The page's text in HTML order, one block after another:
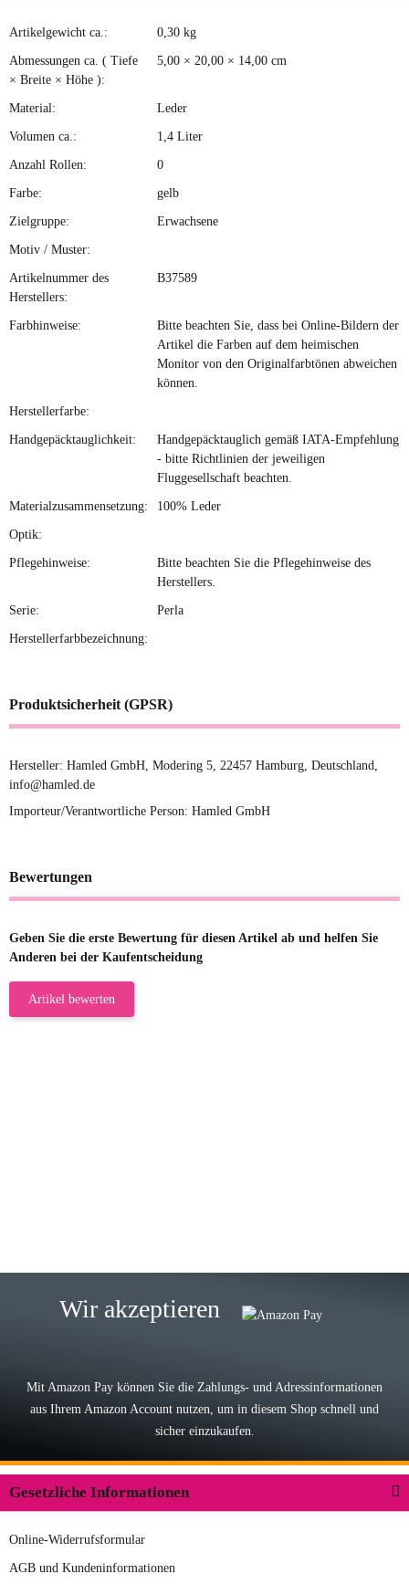
Produkteigenschaft
Wert
Artikelgewicht ca.: 0,30 kg
Abmessungen ca. ( Tiefe
× Breite × Höhe ):
5,00 × 20,00 × 14,00 cm
Material: Leder
Volumen ca.: 1,4 Liter
Anzahl Rollen: 0
Farbe: gelb
Zielgruppe: Erwachsene
Motiv / Muster:
Artikelnummer des
Herstellers:
B37589
Farbhinweise:
Bitte beachten Sie, dass bei Online-Bildern der
Artikel die Farben auf dem heimischen
Monitor von den Originalfarbtönen abweichen
können.
Herstellerfarbe:
Handgepäcktauglichkeit:
Handgepäcktauglich gemäß IATA-Empfehlung
- bitte Richtlinien der jeweiligen
Fluggesellschaft beachten.
Materialzusammensetzung: 100% Leder
Optik:
Pflegehinweise:
Bitte beachten Sie die Pflegehinweise des
Herstellers.
Serie: Perla
Herstellerfarbbezeichnung:
Produktsicherheit (GPSR)
Hersteller: Hamled GmbH, Modering 5, 22457 Hamburg, Deutschland,
info@hamled.de
Importeur/Verantwortliche Person: Hamled GmbH
Bewertungen
Geben Sie die erste Bewertung für diesen Artikel ab und helfen Sie
Anderen bei der Kaufentscheidung
Artikel bewerten
Lieferung, man kann bedenkenlos
Der Koffer macht einen sehr soliden
Wir akzeptieren
Mit Amazon Pay können Sie die Zahlungs- und Adressinformationen
aus Ihrem Amazon Account nutzen, um in diesem Shop schnell und
sicher einzukaufen.
Gesetzliche Informationen
Online-Widerrufsformular
AGB und Kundeninformationen